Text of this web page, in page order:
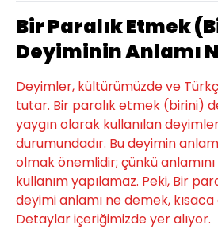
Bir Paralık Etmek
Deyiminin Anlamı
Deyimler, kültürümüzde ve
tutar. Bir paralık etmek (birini)
yaygın olarak kullanılan
durumundadır. Bu deyimin
olmak önemlidir; çünkü
kullanım yapılamaz. Peki, Bir
deyimi anlamı ne demek, kısaca
Detaylar içeriğimizde yer alıyor.